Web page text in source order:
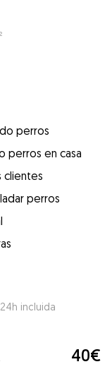
perros
perros en casa
clientes
perros
incluida
40€